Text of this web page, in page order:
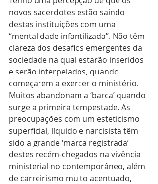
novos sacerdotes estão saindo
destas instituições com uma
“mentalidade infantilizada”. Não têm
clareza dos desafios emergentes da
sociedade na qual estarão inseridos
e serão interpelados, quando
começarem a exercer o ministério.
Muitos abandonam a ‘barca’ quando
surge a primeira tempestade. As
preocupações com um esteticismo
superficial, líquido e narcisista têm
sido a grande ‘marca registrada’
destes recém-chegados na vivência
ministerial no contemporâneo, além
de carreirismo muito acentuado,